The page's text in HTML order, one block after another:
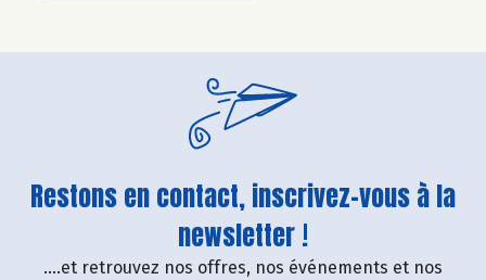
Restons en contact, inscrivez-vous à la
newsletter !
....et retrouvez nos offres, nos événements et nos